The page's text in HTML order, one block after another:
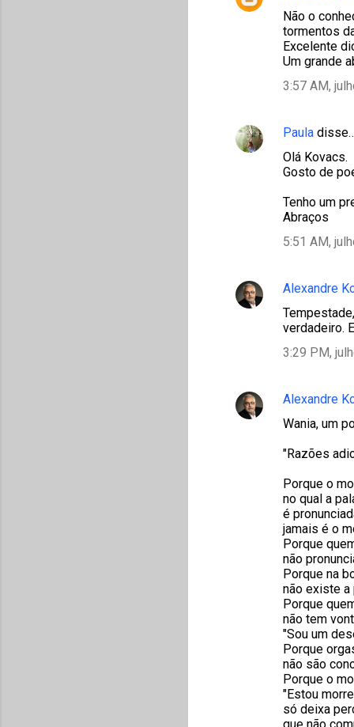
Não o
tormentos
Excelente
Um grande
3:57 AM,
Paula
Olá Kovacs.
Gosto de
Tenho um
Abraços
5:51 AM,
Alexandre
verdadeiro.
3:29 PM,
Alexandre
Wania, um
"Razões
Porque o
no qual a
é
jamais é o
Porque
não
Porque na
não existe a
Porque
não tem
"Sou um
Porque
não são
Porque o
"Estou
só deixa
que não